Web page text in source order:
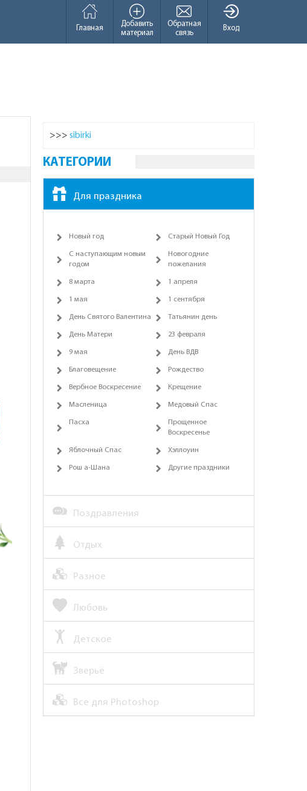
Вход
Обратная
связь
Добавить
материал
Главная
>>> sibirki
КАТЕГОРИИ
Для праздника
Новый год Старый Новый Год
С наступающим новым
годом
Новогодние
пожелания
8 марта 1 апреля
1 мая 1 сентября
День Святого Валентина Татьянин день
День Матери 23 февраля
9 мая День ВДВ
Благовещение Рождество
Вербное Воскресение Крещение
Масленица Медовый Спас
Пасха
Прощенное
Воскресенье
Яблочный Спас Хэллоуин
Рош а-Шана Другие праздники
Поздравления
Отдых
Разное
Любовь
Детское
Зверьё
Все для Photoshop